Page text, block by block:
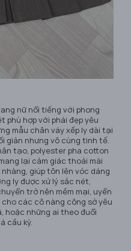
nữ nổi tiếng với phong
phù hợp với phái đẹp yêu
mẫu chân váy xếp ly dài tại
giản nhưng vô cùng tinh tế.
tạo, polyester pha cotton
lại cảm giác thoải mái
giúp tôn lên vóc dáng
ly được xử lý sắc nét,
trở nên mềm mại, uyển
các cô nàng công sở yêu
hoặc những ai theo đuổi
cầu kỳ.